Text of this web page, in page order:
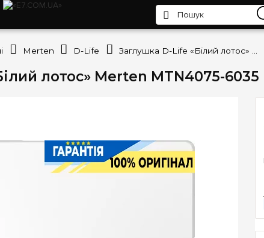
лотос» Merten MTN4075-6035
Merten D-Life